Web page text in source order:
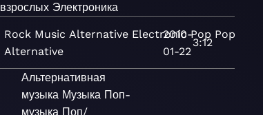
взрослых Электроника
Rock Music Alternative Electronic Pop Pop/Rock
Alternative
2010-
01-22
3:12
Альтернативная
музыка Музыка Поп-
музыка Поп/